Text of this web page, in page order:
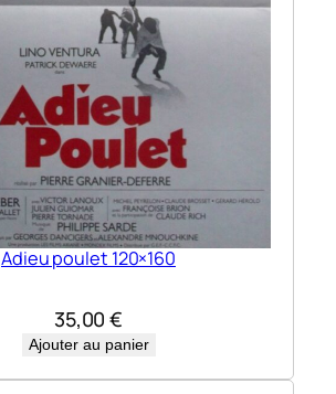
Adieu poulet 120×160
35,00€
Ajouter au panier